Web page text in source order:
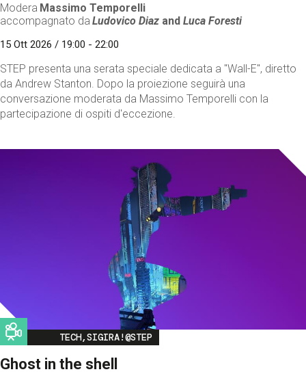
Modera Massimo Temporelli
accompagnato da Ludovico Diaz andLuca Foresti
15 Ott 2026 / 19:00 - 22:00
STEP presenta una serata speciale dedicata a "Wall-E", diretto
da Andrew Stanton. Dopo la proiezione seguirà una
conversazione moderata da Massimo Temporelli con la
partecipazione di ospiti d'eccezione.
Image
TECH,SIGIRA!@STEP
Ghost in the shell